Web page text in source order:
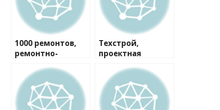
1000 ремонтов,
ремонтно-
компания
Техстрой,
проектная